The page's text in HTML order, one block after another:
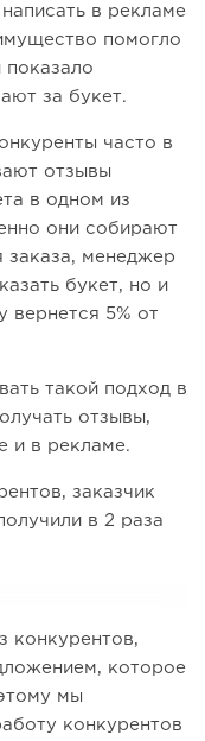
в рекламе
помогло
показало
за букет.
часто в
отзывы
в одном из
они собирают
заказа, менеджер
букет, но и
вернется 5% от
такой подход в
отзывы,
и в рекламе.
заказчик
в 2 раза
конкурентов,
которое
мы
конкурентов